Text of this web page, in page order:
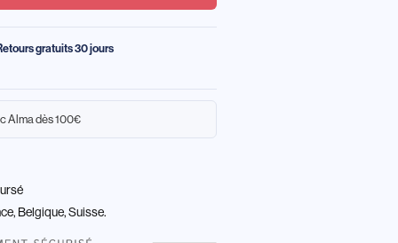
gratuits 30 jours
Alma dès 100€
Belgique, Suisse.